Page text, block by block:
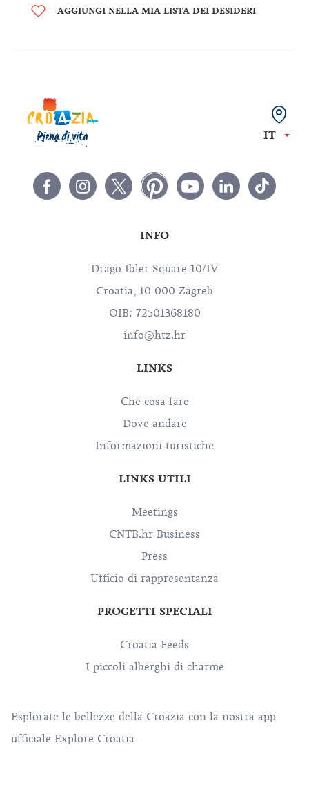
AGGIUNGI NELLA MIA LISTA DEI DESIDERI
IT
INFO
Drago Ibler Square 10/IV
Croatia, 10 000 Zagreb
OIB: 72501368180
info@htz.hr
LINKS
Che cosa fare
Dove andare
Informazioni turistiche
LINKS UTILI
Meetings
CNTB.hr Business
Press
Ufficio di rappresentanza
PROGETTI SPECIALI
Croatia Feeds
I piccoli alberghi di charme
Esplorate le bellezze della Croazia con la nostra app
ufficiale Explore Croatia